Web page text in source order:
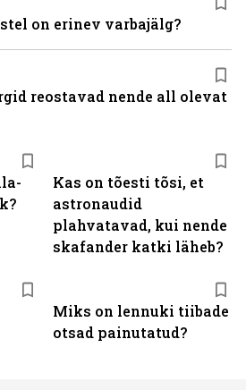
Kas on tõesti tõsi, et
astronaudid
plahvatavad, kui nende
skafander katki läheb?
Miks on lennuki tiibade
otsad painutatud?
on erinev varbajälg?
reostavad nende all olevat